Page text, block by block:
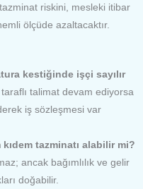
riskini, mesleki itibar
ölçüde azaltacaktır.
kestiğinde işçi sayılır
talimat devam ediyorsa
iş sözleşmesi var
tazminatı alabilir mi?
ancak bağımlılık ve gelir
doğabilir.